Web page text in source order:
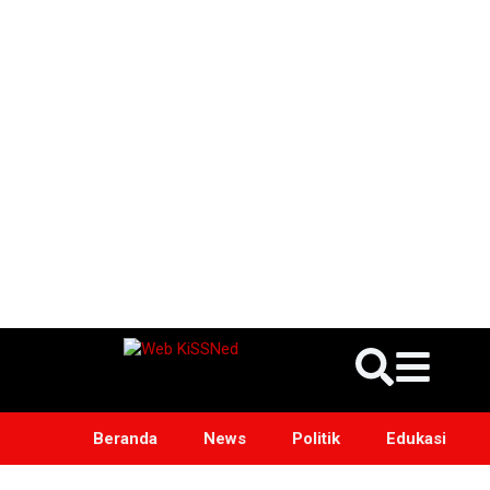
Beranda News Politik Edukasi